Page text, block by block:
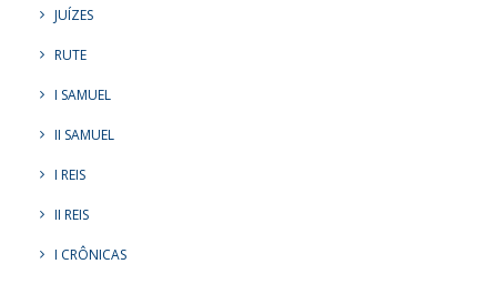
JUÍZES
RUTE
I SAMUEL
II SAMUEL
I REIS
II REIS
I CRÔNICAS